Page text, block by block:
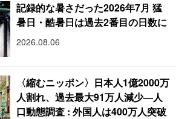
記録的な暑さだった2026年7月 猛
暑日・酷暑日は過去2番目の日数に
2026.08.06
〈縮むニッポン〉日本人1億2000万
人割れ、過去最大91万人減少―人
口動態調査 : 外国人は400万人突破